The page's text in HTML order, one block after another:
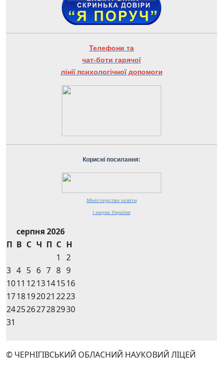
Телефони та
чат-боти гарячої
лінії психологічної допомоги
Корисні посилання:
Міністерство освіти
і науки України
серпня 2026
П В С Ч П С Н
1
2
3 4 5 6 7 8 9
1011 1213141516
1718192021 2223
24252627282930
31
© ЧЕРНІГІВСЬКИЙ ОБЛАСНИЙ НАУКОВИЙ ЛІЦЕЙ